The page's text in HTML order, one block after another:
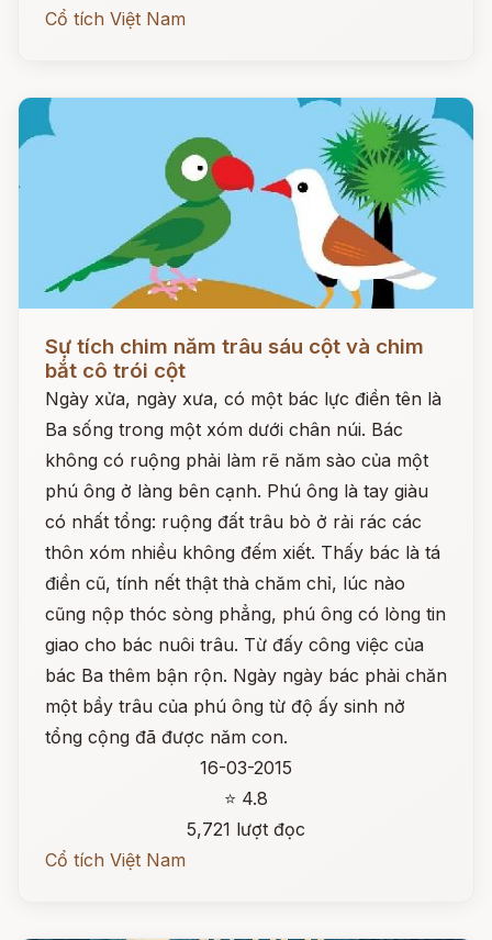
Cổ tích Việt Nam
Sự tích chim năm trâu sáu cột và chim
bắt cô trói cột
Ngày xửa, ngày xưa, có một bác lực điền tên là
Ba sống trong một xóm dưới chân núi. Bác
không có ruộng phải làm rẽ năm sào của một
phú ông ở làng bên cạnh. Phú ông là tay giàu
có nhất tổng: ruộng đất trâu bò ở rải rác các
thôn xóm nhiều không đếm xiết. Thấy bác là tá
điền cũ, tính nết thật thà chăm chỉ, lúc nào
cũng nộp thóc sòng phẳng, phú ông có lòng tin
giao cho bác nuôi trâu. Từ đấy công việc của
bác Ba thêm bận rộn. Ngày ngày bác phải chăn
một bầy trâu của phú ông từ độ ấy sinh nở
tổng cộng đã được năm con.
16-03-2015
⭐ 4.8
5,721 lượt đọc
Cổ tích Việt Nam